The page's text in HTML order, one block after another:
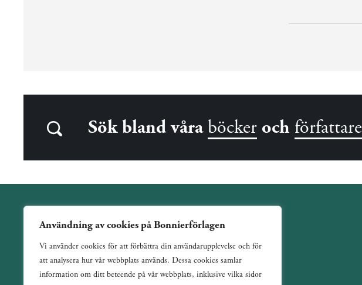
Användning av cookies på Bonnierförlagen
Vi använder cookies för att förbättra din användarupplevelse och för
att analysera hur vår webbplats används. Dessa cookies samlar
information om ditt beteende på vår webbplats, inklusive vilka sidor
Sök bland våra böcker och författare
Wahlström & Widstrand är ett allmänutgivande förlag
verksamt sedan 1884. Vi har en bred och varierad utgivning
med ett tydligt fokus på skönlitteratur inom de flesta genrer.